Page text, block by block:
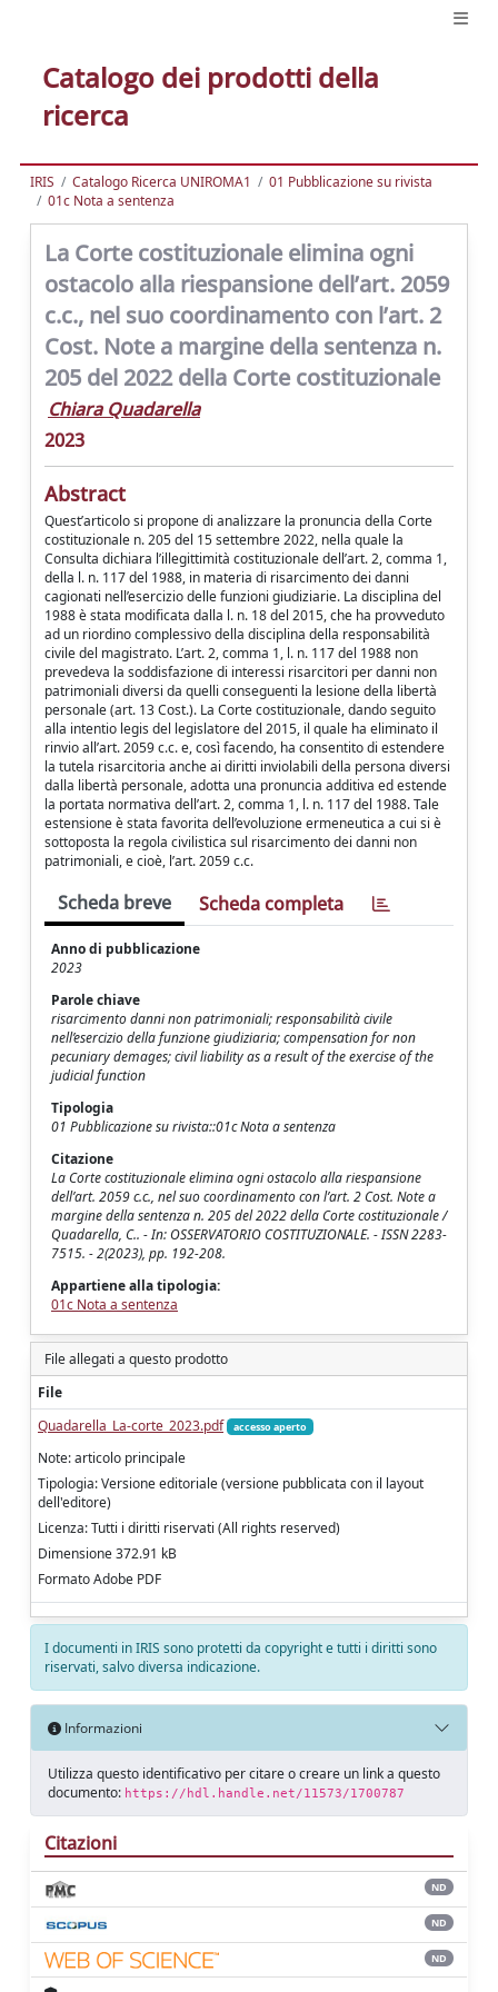
Catalogo dei prodotti della
ricerca
IRIS Catalogo Ricerca UNIROMA1
01 Pubblicazione su rivista
01c Nota a sentenza
La Corte costituzionale elimina ogni
ostacolo alla riespansione dell’art. 2059
c.c., nel suo coordinamento con l’art. 2
Cost. Note a margine della sentenza n.
205 del 2022 della Corte costituzionale
Chiara Quadarella
2023
Abstract
Quest’articolo si propone di analizzare la pronuncia della Corte
costituzionale n. 205 del 15 settembre 2022, nella quale la
Consulta dichiara l’illegittimità costituzionale dell’art. 2, comma 1,
della l. n. 117 del 1988, in materia di risarcimento dei danni
cagionati nell’esercizio delle funzioni giudiziarie. La disciplina del
1988 è stata modificata dalla l. n. 18 del 2015, che ha provveduto
ad un riordino complessivo della disciplina della responsabilità
civile del magistrato. L’art. 2, comma 1, l. n. 117 del 1988 non
prevedeva la soddisfazione di interessi risarcitori per danni non
patrimoniali diversi da quelli conseguenti la lesione della libertà
personale (art. 13 Cost.). La Corte costituzionale, dando seguito
alla intentio legis del legislatore del 2015, il quale ha eliminato il
rinvio all’art. 2059 c.c. e, così facendo, ha consentito di estendere
la tutela risarcitoria anche ai diritti inviolabili della persona diversi
dalla libertà personale, adotta una pronuncia additiva ed estende
la portata normativa dell’art. 2, comma 1, l. n. 117 del 1988. Tale
estensione è stata favorita dell’evoluzione ermeneutica a cui si è
sottoposta la regola civilistica sul risarcimento dei danni non
patrimoniali, e cioè, l’art. 2059 c.c.
Scheda breve Scheda completa
Anno di pubblicazione
2023
Parole chiave
risarcimento danni non patrimoniali; responsabilità civile
nell’esercizio della funzione giudiziaria; compensation for non
pecuniary demages; civil liability as a result of the exercise of the
judicial function
Tipologia
01 Pubblicazione su rivista::01c Nota a sentenza
Citazione
La Corte costituzionale elimina ogni ostacolo alla riespansione
dell’art. 2059 c.c., nel suo coordinamento con l’art. 2 Cost. Note a
margine della sentenza n. 205 del 2022 della Corte costituzionale /
Quadarella, C.. - In: OSSERVATORIO COSTITUZIONALE. - ISSN 2283-
7515. - 2(2023), pp. 192-208.
Appartiene alla tipologia:
01c Nota a sentenza
File allegati a questo prodotto
File
Quadarella_La-corte_2023.pdf
accesso aperto
Note: articolo principale
Tipologia: Versione editoriale (versione pubblicata con il layout
dell'editore)
Licenza: Tutti i diritti riservati (All rights reserved)
Dimensione 372.91 kB
Formato Adobe PDF
I documenti in IRIS sono protetti da copyright e tutti i diritti sono
riservati, salvo diversa indicazione.
Informazioni
Utilizza questo identificativo per citare o creare un link a questo
documento: https://hdl.handle.net/11573/1700787
Citazioni
ND
ND
ND